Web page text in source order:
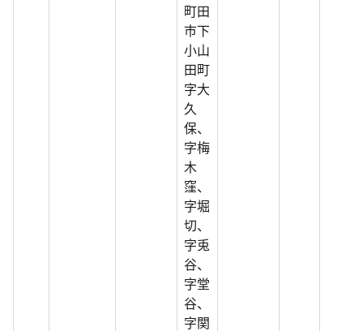
町田
市下
小山
田町
字大
久
保、
字梅
木
窪、
字堀
切、
字兎
谷、
字堂
谷、
字関